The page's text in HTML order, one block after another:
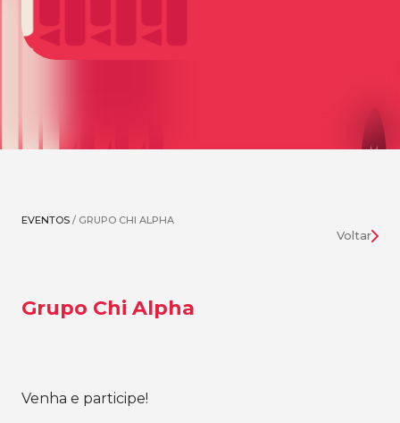
EVENTOS / GRUPO CHI ALPHA
Voltar
Grupo Chi Alpha
Venha e participe!